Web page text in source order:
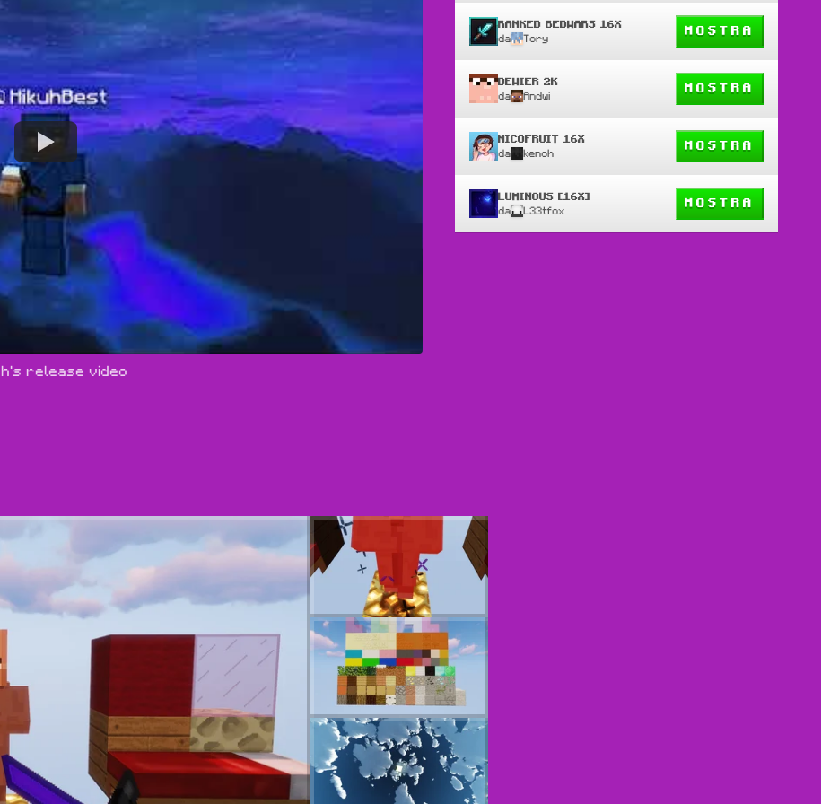
RANKED BEDWARS 16X
da Tory
MOSTRA
DEWIER 2K
da Andwi
MOSTRA
NICOFRUIT 16X
da kenoh
MOSTRA
LUMINOUS [16X]
da L33tfox
MOSTRA